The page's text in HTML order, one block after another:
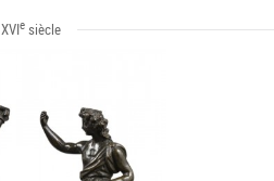
XVIesiècle